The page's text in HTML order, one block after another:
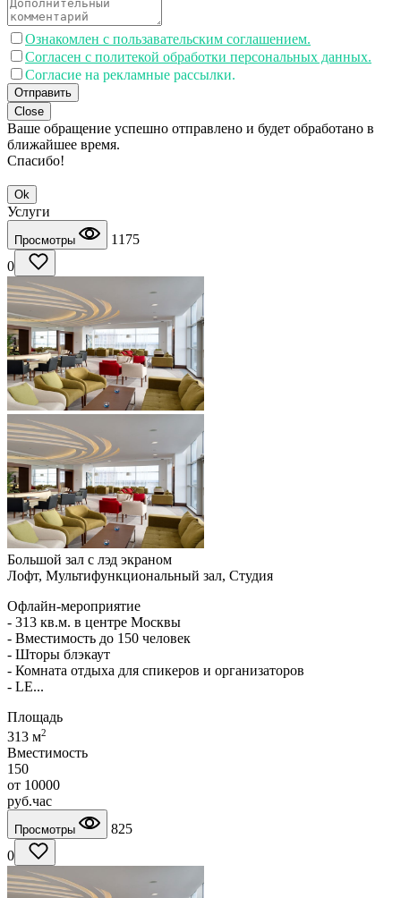
Ознакомлен с пользавательским соглашением.
Согласен с политекой обработки персональных данных.
Согласие на рекламные рассылки.
Отправить
Close
Ваше обращение успешно отправлено и будет обработано в
ближайшее время.
Спасибо!
Ok
Услуги
Просмотры
1175
0
Большой зал с лэд экраном
Лофт, Мультифункциональный зал, Студия
Офлайн-мероприятие
- 313 кв.м. в центре Москвы
- Вместимость до 150 человек
- Шторы блэкаут
- Комната отдыха для спикеров и организаторов
- LE...
Площадь
313 м2
Вместимость
150
от 10000
руб.час
Просмотры
825
0